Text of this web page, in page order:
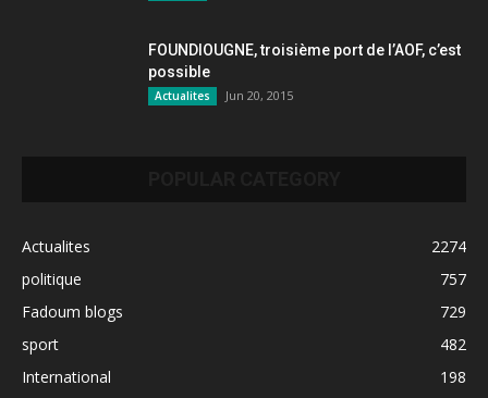
FOUNDIOUGNE, troisième port de l’AOF, c’est
possible
Actualites Jun 20, 2015
Actualites
2274
politique
757
Fadoum blogs
729
sport
482
International
198